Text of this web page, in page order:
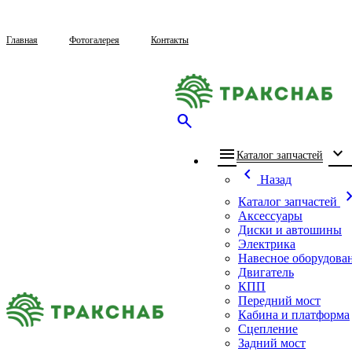
Главная Фотогалерея Контакты
search
menu Каталог запчастей expand_more
chevron_left
Назад
Каталог запчастей
chevron_right
Аксессуары
Диски и автошины
Электрика
Навесное
Двигатель
КПП
Передний мост
Кабина и платформа
Сцепление
Задний мост